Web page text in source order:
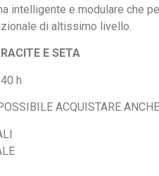
intelligente e modulare che
di altissimo livello.
E SETA
h
ACQUISTARE